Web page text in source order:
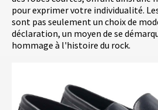
pour exprimer votre individualité.
sont pas seulement un choix de
déclaration, un moyen de se
hommage à l'histoire du rock.